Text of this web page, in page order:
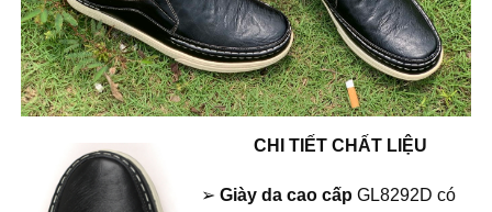
CHI TIẾT CHẤT LIỆU
➢ Giày da cao cấp GL8292D có